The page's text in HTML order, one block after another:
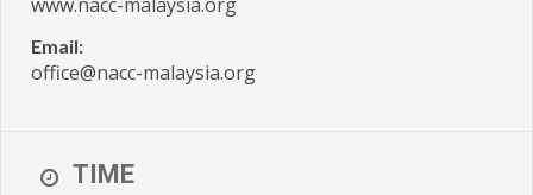
Email:
office@nacc-malaysia.org
TIME